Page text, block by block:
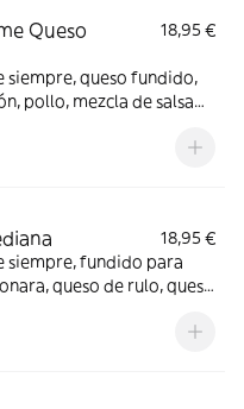
Queso
18,95 €
siempre, queso fundido,
pollo, mezcla de salsa
18,95 €
siempre, fundido para
queso de rulo, queso
emmental , mozzarella y